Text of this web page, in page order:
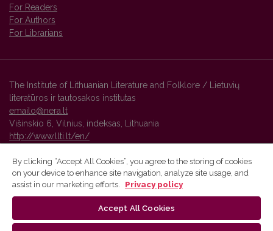
For Readers
For Authors
For Librarians
The Institute of Lithuanian Literature and Folklore / Lietuvių
literatūros ir tautosakos institutas
emailo@nera.lt
Višinskio 6, Vilnius, indeksas, Lithuania
http://www.llti.lt/en/
Vilnius University Press platform and metadata are distributed by
By clicking “Accept All Cookies”, you agree to the storing of cookies
on your device to enhance site navigation, analyze site usage, and
assist in our marketing efforts.
Privacy policy
Accept All Cookies